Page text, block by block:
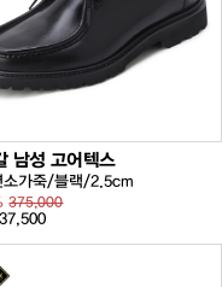
남성 고어텍스
소가죽/블랙/2.5cm
375,000